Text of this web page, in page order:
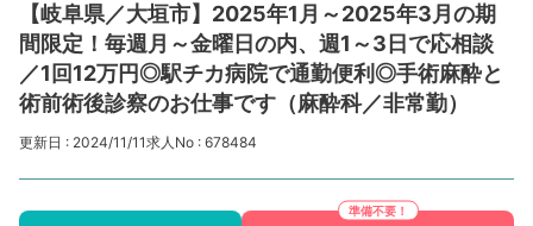
【岐阜県／大垣市】2025年1月～2025年3月の期
間限定！毎週月～金曜日の内、週1～3日で応相談
／1回12万円◎駅チカ病院で通勤便利◎手術麻酔と
術前術後診察のお仕事です（麻酔科／非常勤）
更新日 : 2024/11/11求人No : 678484